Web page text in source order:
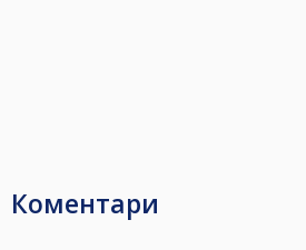
Коментари